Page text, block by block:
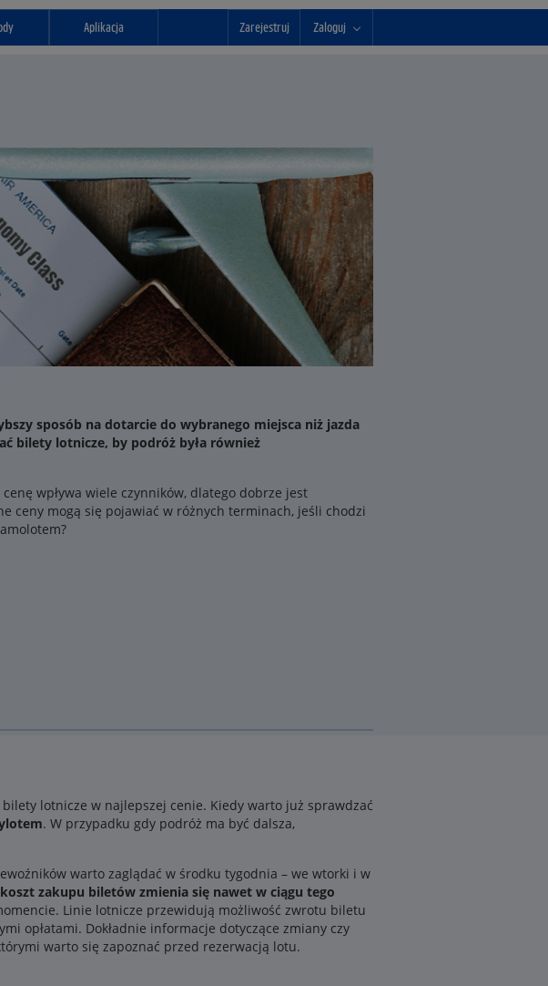
Aplikacja Zarejestruj Zaloguj
sposób na dotarcie do wybranego miejsca niż jazda
bilety lotnicze, by podróż była również
wpływa wiele czynników, dlatego dobrze jest
ceny mogą się pojawiać w różnych terminach, jeśli chodzi
lotnicze w najlepszej cenie. Kiedy warto już sprawdzać
. W przypadku gdy podróż ma być dalsza,
warto zaglądać w środku tygodnia – we wtorki i w
zakupu biletów zmienia się nawet w ciągu tego
Linie lotnicze przewidują możliwość zwrotu biletu
opłatami. Dokładnie informacje dotyczące zmiany czy
warto się zapoznać przed rezerwacją lotu.